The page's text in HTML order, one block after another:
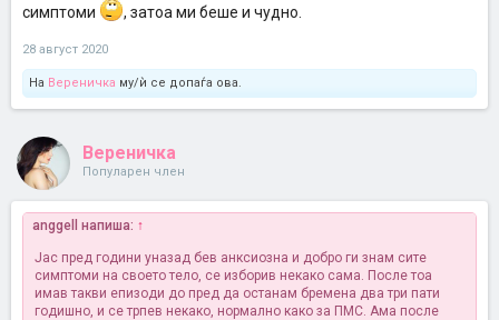
симптоми
, затоа ми беше и чудно.
28 август 2020
На Вереничка му/ѝ се допаѓа ова.
Вереничка
Популарен член
anggell напиша: ↑
Јас пред години уназад бев анксиозна и добро ги знам сите
симптоми на своето тело, се изборив некако сама. После тоа
имав такви епизоди до пред да останам бремена два три пати
годишно, и се трпев некако, нормално како за ПМС. Ама после